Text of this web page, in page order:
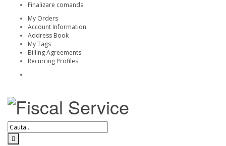
Finalizare comanda
My Orders
Account Information
Address Book
My Tags
Billing Agreements
Recurring Profiles